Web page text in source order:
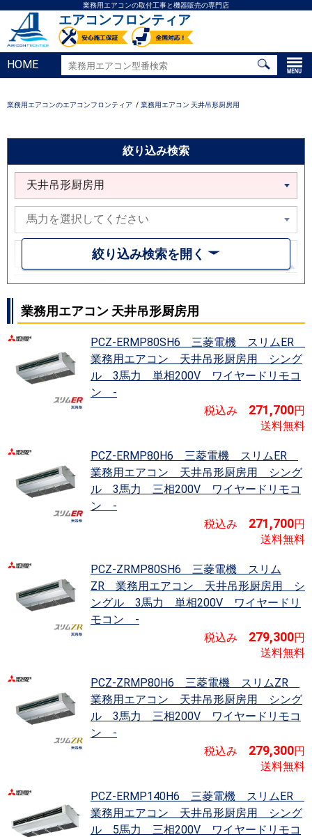
業務用エアコンの取付工事と機器販売の専門店
エアコンフロンティア
HOME
業務用エアコンのエアコンフロンティア 業務用エアコン 天井吊形厨房用
絞り込み検索
並べ替え 価格が安い順
APFが高い順
その他仕様
絞り込み検索を開く
業務用エアコン 天井吊形厨房用
PCZ-ERMP80SH6 三菱電機 スリムER
業務用エアコン 天井吊形厨房用 シング
ル 3馬力 単相200V ワイヤードリモコ
ン -
税込み 271,700円
送料無料
PCZ-ERMP80H6 三菱電機 スリムER
業務用エアコン 天井吊形厨房用 シング
ル 3馬力 三相200V ワイヤードリモコ
ン -
税込み 271,700円
送料無料
PCZ-ZRMP80SH6 三菱電機 スリム
ZR 業務用エアコン 天井吊形厨房用 シ
ングル 3馬力 単相200V ワイヤードリ
モコン -
税込み 279,300円
送料無料
PCZ-ZRMP80H6 三菱電機 スリムZR
業務用エアコン 天井吊形厨房用 シング
ル 3馬力 三相200V ワイヤードリモコ
ン -
税込み 279,300円
送料無料
PCZ-ERMP140H6 三菱電機 スリムER
業務用エアコン 天井吊形厨房用 シング
ル 5馬力 三相200V ワイヤードリモコ